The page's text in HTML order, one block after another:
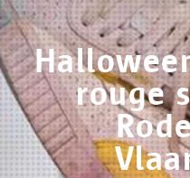
rouge